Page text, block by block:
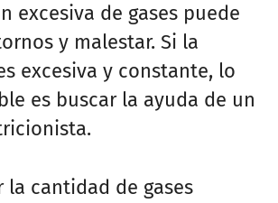
excesiva de gases puede
y malestar. Si la
excesiva y constante, lo
es buscar la ayuda de un
la cantidad de gases